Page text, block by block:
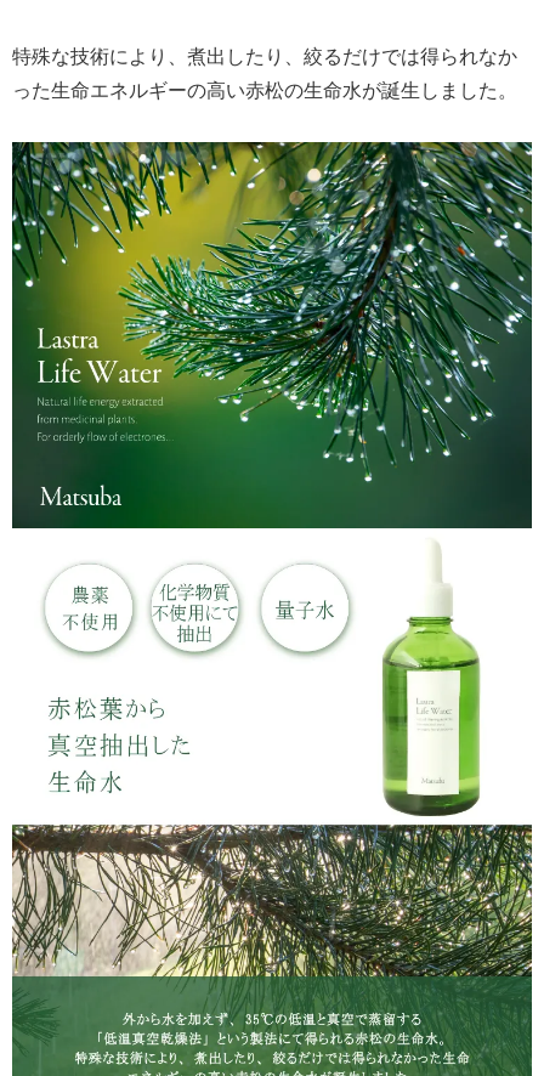
特殊な技術により、煮出したり、絞るだけでは得られなか
った生命エネルギーの高い赤松の生命水が誕生しました。